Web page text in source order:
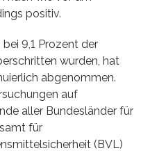
positiv.
9,1 Prozent der
wurden, hat
abgenommen.
auf
aller Bundesländer für
für
(BVL)